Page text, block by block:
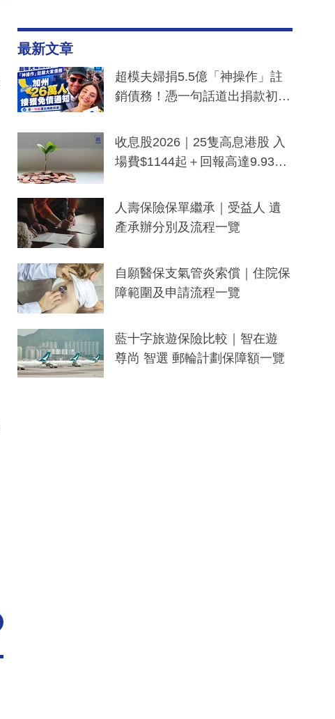
最新文章
超模夫婦捐5.5億「神操作」註
銷債務！憑一句話道出捐款初
一度被誤當詐騙手段
收息股2026｜25隻高息港股 入
場費$1144起＋回報高達9.93
人壽保險保單繼承｜受益人 遺
產承辦分別及流程一覽
自願醫保支氣管炎索償｜住院保
障範圍及申請流程一覽
藍十字旅遊保險比較｜智在遊
尊尚 智選 郵輪計劃保障額一覽